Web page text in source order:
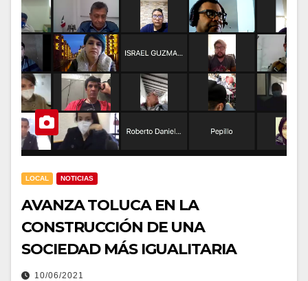
LOCAL NOTICIAS
AVANZA TOLUCA EN LA
CONSTRUCCIÓN DE UNA
SOCIEDAD MÁS IGUALITARIA
10/06/2021